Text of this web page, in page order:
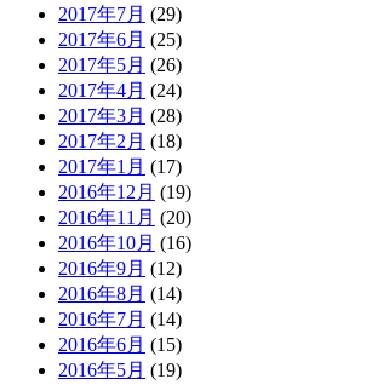
2017年7月 (29)
2017年6月 (25)
2017年5月 (26)
2017年4月 (24)
2017年3月 (28)
2017年2月 (18)
2017年1月 (17)
2016年12月 (19)
2016年11月 (20)
2016年10月 (16)
2016年9月 (12)
2016年8月 (14)
2016年7月 (14)
2016年6月 (15)
2016年5月 (19)